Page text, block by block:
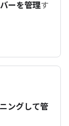
ーを管理す
ングして管